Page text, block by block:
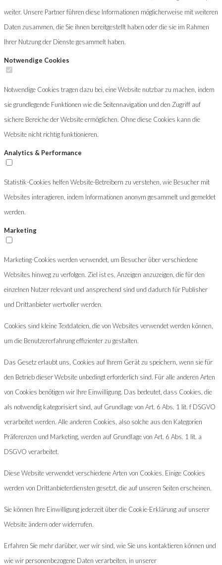
weiter. Unsere Partner führen diese Informationen möglicherweise mit weiteren
Daten zusammen, die Sie ihnen bereitgestellt haben oder die sie im Rahmen
Ihrer Nutzung der Dienste gesammelt haben.
Notwendige Cookies
Notwendige Cookies tragen dazu bei, eine Website nutzbar zu machen, indem
sie grundlegende Funktionen wie die Seitennavigation und den Zugriff auf
sichere Bereiche der Website ermöglichen. Ohne diese Cookies kann die
Website nicht richtig funktionieren.
Analytics & Performance
Statistik-Cookies helfen Website-Betreibern zu verstehen, wie Besucher mit
Websites interagieren, indem Informationen anonym gesammelt und gemeldet
werden.
Marketing
Marketing-Cookies werden verwendet, um Besucher über verschiedene
Websites hinweg zu verfolgen. Ziel ist es, Anzeigen anzuzeigen, die für den
einzelnen Nutzer relevant und ansprechend sind und dadurch für Publisher
und Drittanbieter wertvoller werden.
Cookies sind kleine Textdateien, die von Websites verwendet werden können,
um die Benutzererfahrung effizienter zu gestalten.
Das Gesetz erlaubt uns, Cookies auf Ihrem Gerät zu speichern, wenn sie für
den Betrieb dieser Website unbedingt erforderlich sind. Für alle anderen Arten
von Cookies benötigen wir Ihre Einwilligung. Das bedeutet, dass Cookies, die
als notwendig kategorisiert sind, auf Grundlage von Art. 6 Abs. 1 lit. f DSGVO
verarbeitet werden. Alle anderen Cookies, also solche aus den Kategorien
Präferenzen und Marketing, werden auf Grundlage von Art. 6 Abs. 1 lit. a
DSGVO verarbeitet.
Diese Website verwendet verschiedene Arten von Cookies. Einige Cookies
werden von Drittanbieterdiensten gesetzt, die auf unseren Seiten erscheinen.
Sie können Ihre Einwilligung jederzeit über die Cookie-Erklärung auf unserer
Website ändern oder widerrufen.
Erfahren Sie mehr darüber, wer wir sind, wie Sie uns kontaktieren können und
wie wir personenbezogene Daten verarbeiten, in unserer